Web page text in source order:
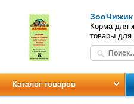
ЗооЧижик
Корма для
товары
Каталог товаров